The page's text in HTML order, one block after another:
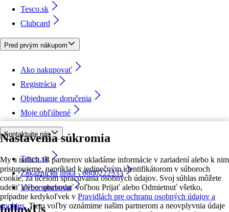
Nastavenia súkromia
My a našich 18 partnerov ukladáme informácie v zariadení alebo k nim
pristupujeme, napríklad k jedinečným identifikátorom v súboroch
cookie, za účelom spracúvania osobných údajov. Svoj súhlas môžete
udeliť alebo spravovať voľbou Prijať alebo Odmietnuť všetko,
prípadne kedykoľvek v Pravidlách pre ochranu osobných údajov a
cookies. Tieto voľby oznámime našim partnerom a neovplyvnia údaje
Tesco.sk
Clubcard
Pred prvým nákupom
Ako nakupovať
Registrácia
Objednanie doručenia
Moje obľúbené
Kontaktujte nás
Tesco.sk
Zákaznícka linka - 0800222333
Výber obchodu
followUs